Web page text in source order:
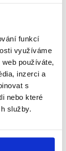
funkcí
využíváme
používáte,
inzerci a
s
nebo které
služby.
ve